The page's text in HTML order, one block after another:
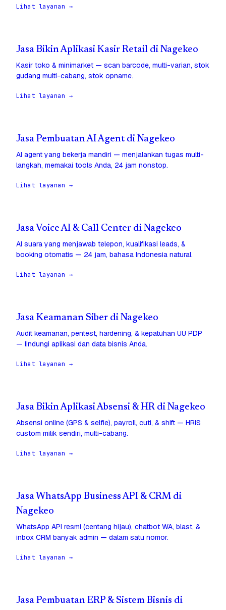
Lihat layanan →
Jasa Bikin Aplikasi Kasir Retail di Nagekeo
Kasir toko & minimarket — scan barcode, multi-varian, stok
gudang multi-cabang, stok opname.
Lihat layanan →
Jasa Pembuatan AI Agent di Nagekeo
AI agent yang bekerja mandiri — menjalankan tugas multi-
langkah, memakai tools Anda, 24 jam nonstop.
Lihat layanan →
Jasa Voice AI & Call Center di Nagekeo
AI suara yang menjawab telepon, kualifikasi leads, &
booking otomatis — 24 jam, bahasa Indonesia natural.
Lihat layanan →
Jasa Keamanan Siber di Nagekeo
Audit keamanan, pentest, hardening, & kepatuhan UU PDP
— lindungi aplikasi dan data bisnis Anda.
Lihat layanan →
Jasa Bikin Aplikasi Absensi & HR di Nagekeo
Absensi online (GPS & selfie), payroll, cuti, & shift — HRIS
custom milik sendiri, multi-cabang.
Lihat layanan →
Jasa WhatsApp Business API & CRM di
Nagekeo
WhatsApp API resmi (centang hijau), chatbot WA, blast, &
inbox CRM banyak admin — dalam satu nomor.
Lihat layanan →
Jasa Pembuatan ERP & Sistem Bisnis di